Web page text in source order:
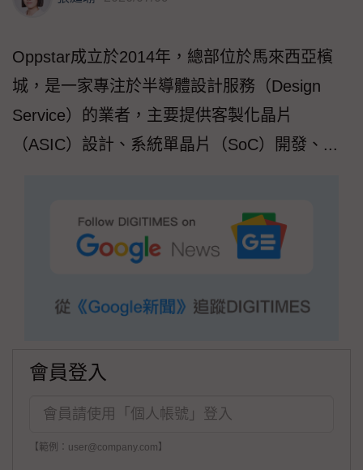
Oppstar成立於2014年，總部位於馬來西亞檳
城，是一家專注於半導體設計服務（Design
Service）的業者，主要提供客製化晶片
（ASIC）設計、系統單晶片（SoC）開發、...
會員登入
【範例：user@company.com】